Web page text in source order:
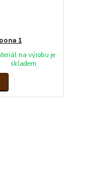
1
na výrobu je
skladem